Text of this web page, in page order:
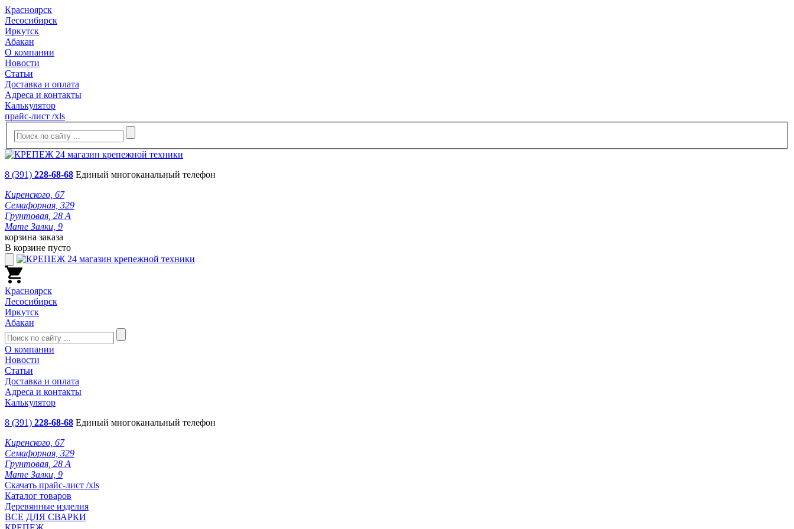
Красноярск
Лесосибирск
Иркутск
Абакан
О компании
Новости
Статьи
Доставка и оплата
Адреса и контакты
Калькулятор
прайс-лист /xls
8 (391) 228-68-68 Единый многоканальный телефон
Киренского, 67
Семафорная, 329
Грунтовая, 28 А
Мате Залки, 9
корзина заказа
В корзине пусто
Красноярск
Лесосибирск
Иркутск
Абакан
О компании
Новости
Статьи
Доставка и оплата
Адреса и контакты
Калькулятор
8 (391) 228-68-68 Единый многоканальный телефон
Киренского, 67
Семафорная, 329
Грунтовая, 28 А
Мате Залки, 9
Скачать прайс-лист /xls
Каталог товаров
Деревянные изделия
ВСЕ ДЛЯ СВАРКИ